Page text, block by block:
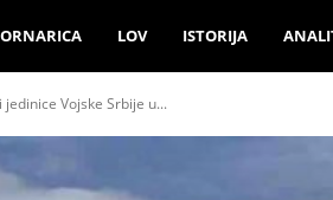
LOV ISTORIJA
Vojske Srbije u...